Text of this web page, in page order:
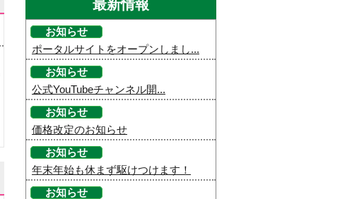
最新情報
お知らせ
ポータルサイトをオープンしまし...
お知らせ
公式YouTubeチャンネル開...
お知らせ
価格改定のお知らせ
お知らせ
年末年始も休まず駆けつけます！
お知らせ